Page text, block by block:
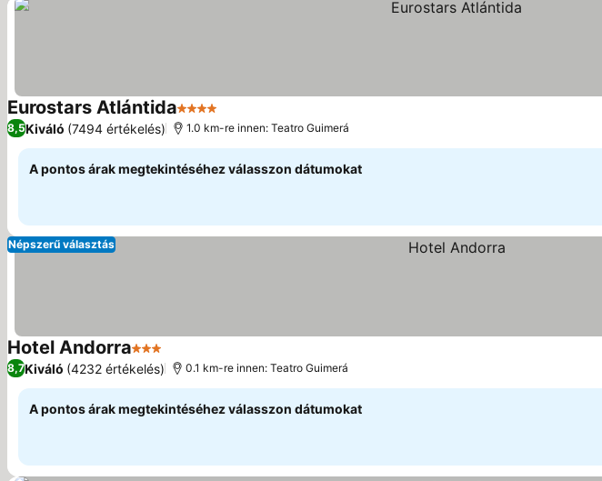
Eurostars Atlántida4 Kategória
8,5Kiváló (7494 értékelés) 1.0 km-re innen: Teatro Guimerá
A pontos árak megtekintéséhez válasszon dátumokat
Népszerű választás
Hotel Andorra3 KategóriaÁrak megjelenítése
8,7Kiváló (4232 értékelés) 0.1 km-re innen: Teatro Guimerá
A pontos árak megtekintéséhez válasszon dátumokat